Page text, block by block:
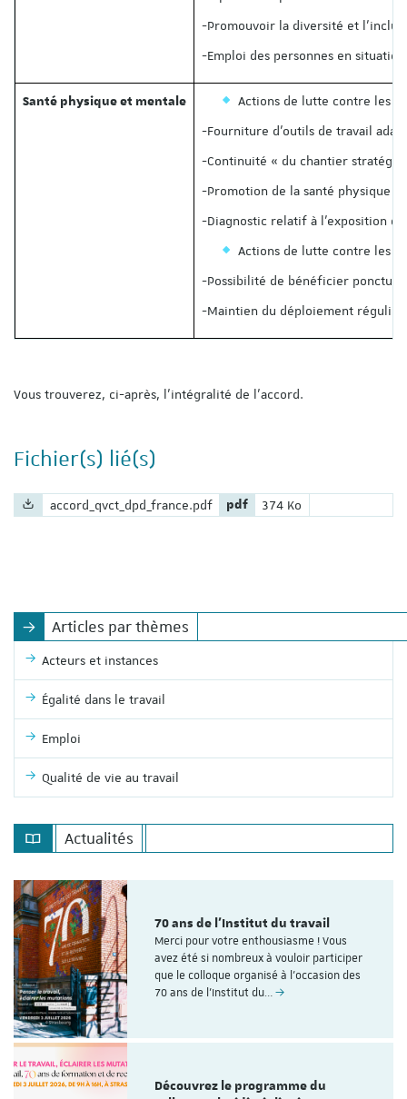
-Promouvoir la diversité et
-Emploi des personnes en
Santé physique et mentale
Actions de lutte contre les
-Fourniture d’outils de travail
-Continuité « du chantier
-Promotion de la santé physique :
-Diagnostic relatif à l’exposition
Actions de lutte contre les
-Possibilité de bénéficier
-Maintien du déploiement régulier
Vous trouverez, ci-après, l’intégralité de l’accord.
Fichier(s) lié(s)
Nom du fichier :
accord_qvct_dpd_france.pdf Extension du fichier :
pdf Poids du fichier :
374 Ko
Articles par thèmes
Acteurs et instances
Égalité dans le travail
Emploi
Qualité de vie au travail
Actualités
70 ans de l'Institut du travail
Merci pour votre enthousiasme ! Vous
avez été si nombreux à vouloir participer
que le colloque organisé à l'occasion des
70 ans de l’Institut du…
Découvrez le programme du